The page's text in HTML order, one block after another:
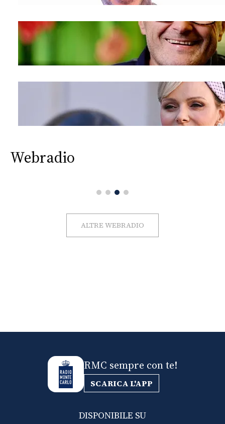
Webradio
ALTRE WEBRADIO
RMC sempre con te!
SCARICA L'APP
DISPONIBILE SU